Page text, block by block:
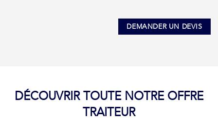
DEMANDER UN DEVIS
DÉCOUVRIR TOUTE NOTRE OFFRE
TRAITEUR